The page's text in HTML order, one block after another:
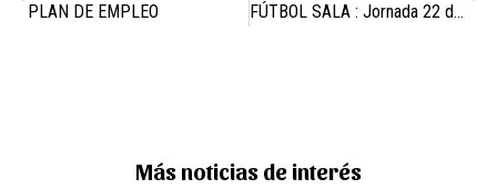
PLAN DE EMPLEO FÚTBOL SALA : Jornada 22 de Mayo 2016
Más noticias de interés